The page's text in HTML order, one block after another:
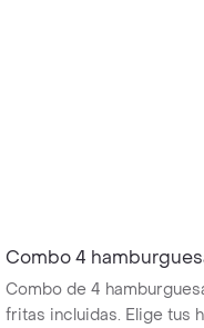
Combo 4
Combo de 4
fritas incluidas. Elige tus